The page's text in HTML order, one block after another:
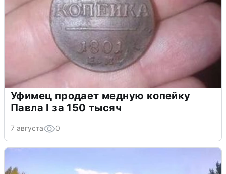
Уфимец продает медную копейку
Павла I за 150 тысяч
7 августа 0